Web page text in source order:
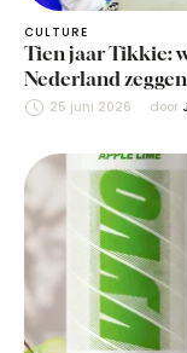
CULTURE
Tien jaar Tikkie:
Nederland zeggen
25 juni 2026 door